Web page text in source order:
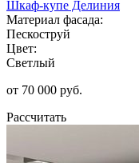
Шкаф-купе Делиния
Материал фасада:
Пескоструй
Цвет:
Светлый
от 70 000 руб.
Рассчитать